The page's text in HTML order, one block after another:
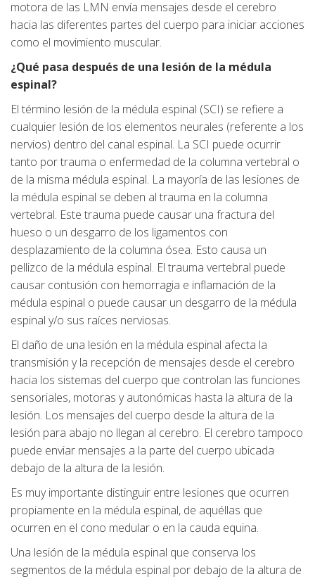
motora de las LMN envía mensajes desde el cerebro
hacia las diferentes partes del cuerpo para iniciar acciones
como el movimiento muscular.
¿Qué pasa después de una lesión de la médula
espinal?
El término lesión de la médula espinal (SCI) se refiere a
cualquier lesión de los elementos neurales (referente a los
nervios) dentro del canal espinal. La SCI puede ocurrir
tanto por trauma o enfermedad de la columna vertebral o
de la misma médula espinal. La mayoría de las lesiones de
la médula espinal se deben al trauma en la columna
vertebral. Este trauma puede causar una fractura del
hueso o un desgarro de los ligamentos con
desplazamiento de la columna ósea. Esto causa un
pellizco de la médula espinal. El trauma vertebral puede
causar contusión con hemorragia e inflamación de la
médula espinal o puede causar un desgarro de la médula
espinal y/o sus raíces nerviosas.
El daño de una lesión en la médula espinal afecta la
transmisión y la recepción de mensajes desde el cerebro
hacia los sistemas del cuerpo que controlan las funciones
sensoriales, motoras y autonómicas hasta la altura de la
lesión. Los mensajes del cuerpo desde la altura de la
lesión para abajo no llegan al cerebro. El cerebro tampoco
puede enviar mensajes a la parte del cuerpo ubicada
debajo de la altura de la lesión.
Es muy importante distinguir entre lesiones que ocurren
propiamente en la médula espinal, de aquéllas que
ocurren en el cono medular o en la cauda equina.
Una lesión de la médula espinal que conserva los
segmentos de la médula espinal por debajo de la altura de